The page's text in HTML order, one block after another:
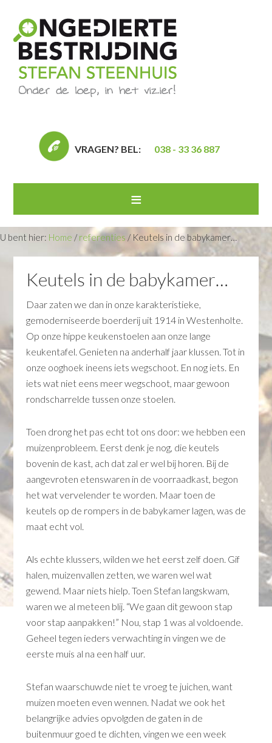
VRAGEN? BEL: 038 - 33 36 887
U bent hier: Home /referenties / Keutels in de babykamer…
Keutels in de babykamer…
Daar zaten we dan in onze karakteristieke,
gemoderniseerde boerderij uit 1914 in Westenholte.
Op onze hippe keukenstoelen aan onze lange
keukentafel. Genieten na anderhalf jaar klussen. Tot in
onze ooghoek ineens iets wegschoot. En nog iets. En
iets wat niet eens meer wegschoot, maar gewoon
rondscharrelde tussen onze stoelen.
Toen drong het pas echt tot ons door: we hebben een
muizenprobleem. Eerst denk je nog, die keutels
bovenin de kast, ach dat zal er wel bij horen. Bij de
aangevroten etenswaren in de voorraadkast, begon
het wat vervelender te worden. Maar toen de
keutels op de rompers in de babykamer lagen, was de
maat echt vol.
Als echte klussers, wilden we het eerst zelf doen. Gif
halen, muizenvallen zetten, we waren wel wat
gewend. Maar niets hielp. Toen Stefan langskwam,
waren we al meteen blij. “We gaan dit gewoon stap
voor stap aanpakken!” Nou, stap 1 was al voldoende.
Geheel tegen ieders verwachting in vingen we de
eerste muis al na een half uur.
Stefan waarschuwde niet te vroeg te juichen, want
muizen moeten even wennen. Nadat we ook het
belangrijke advies opvolgden de gaten in de
buitenmuur goed te dichten, vingen we een week